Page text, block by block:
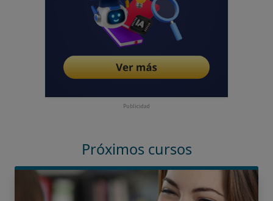
Publicidad
Próximos cursos